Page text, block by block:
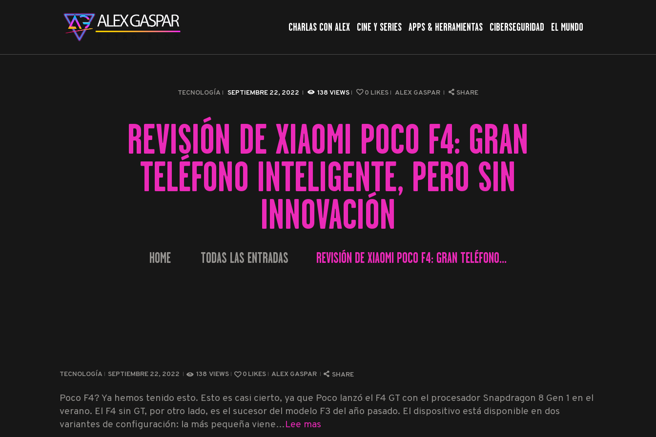
CHARLAS CON ALEX CINE Y SERIES APPS & HERRAMIENTAS CIBERSEGURIDAD EL MUNDO
TECNOLOGÍA SEPTIEMBRE 22, 2022 138 VIEWS 0 LIKES ALEX GASPAR SHARE
REVISIÓN DE XIAOMI POCO F4: GRAN
TELÉFONO INTELIGENTE, PERO SIN
INNOVACIÓN
HOME TODAS LAS ENTRADAS REVISIÓN DE XIAOMI POCO F4: GRAN TELÉFONO...
CINE Y SERIES
APPS & HERRAMIENTAS
TECNOLOGÍA SEPTIEMBRE 22, 2022 138 VIEWS 0 LIKES ALEX GASPAR SHARE
Poco F4? Ya hemos tenido esto. Esto es casi cierto, ya que Poco lanzó el F4 GT con el procesador Snapdragon 8 Gen 1 en el
verano. El F4 sin GT, por otro lado, es el sucesor del modelo F3 del año pasado. El dispositivo está disponible en dos
variantes de configuración: la más pequeña viene…Lee mas